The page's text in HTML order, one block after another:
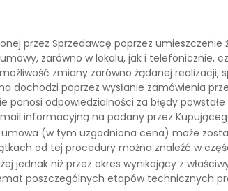
przez Sprzedawcę poprzez umieszczenie
zarówno w lokalu, jak i telefonicznie,
zmiany zarówno żądanej realizacji,
dochodzi poprzez wysłanie zamówienia
odpowiedzialności za błędy
informacyjną na podany przez
(w tym uzgodniona cena) może
od tej procedury można znaleźć w
jednak niż przez okres wynikający z
poszczególnych etapów technicznych